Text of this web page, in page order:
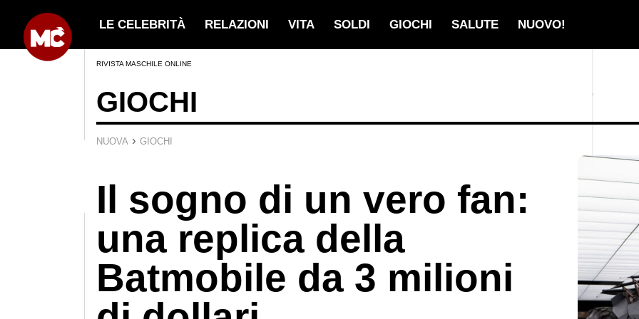
LE CELEBRITÀ RELAZIONI VITA SOLDI GIOCHI SALUTE NUOVO!
RIVISTA MASCHILE ONLINE
GIOCHI
NUOVA › GIOCHI
Il sogno di un vero fan:
una replica della
Batmobile da 3 milioni